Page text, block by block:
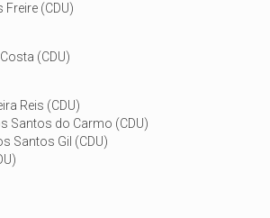
(CDU)
(CDU)
Reis (CDU)
Santos do Carmo (CDU)
Santos Gil (CDU)